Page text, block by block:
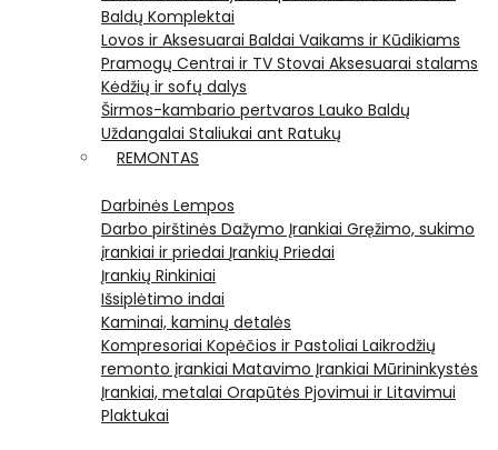
Baldų Komplektai
Lovos ir Aksesuarai Baldai Vaikams ir Kūdikiams
Pramogų Centrai ir TV Stovai Aksesuarai stalams
Kėdžių ir sofų dalys
Širmos-kambario pertvaros Lauko Baldų
Uždangalai Staliukai ant Ratukų
REMONTAS
Darbinės Lempos
Darbo pirštinės Dažymo Įrankiai Gręžimo, sukimo
įrankiai ir priedai Įrankių Priedai
Įrankių Rinkiniai
Išsiplėtimo indai
Kaminai, kaminų detalės
Kompresoriai Kopėčios ir Pastoliai Laikrodžių
remonto įrankiai Matavimo Įrankiai Mūrininkystės
Įrankiai, metalai Orapūtės Pjovimui ir Litavimui
Plaktukai